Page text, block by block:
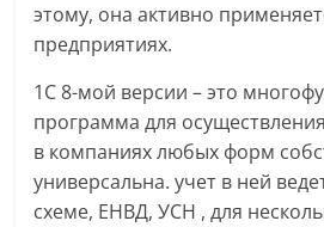
этому, она активно
предприятиях.
1С 8-мой версии – это
программа для
в компаниях любых форм
универсальна. учет в ней
схеме, ЕНВД, УСН , для